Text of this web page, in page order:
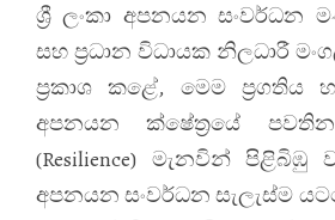
ශ්‍රී ලංකා අපනයන සංවර්ධන
සහ ප්‍රධාන විධායක නිලධාරී
ප්‍රකාශ කළේ, මෙම ප්‍රගතිය
අපනයන ක්ෂේත්‍රයේ
(Resilience) මැනවින්
අපනයන සංවර්ධන සැලැස්ම